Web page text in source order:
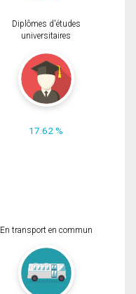
Diplômes d'études
universitaires
17.62 %
En transport en commun